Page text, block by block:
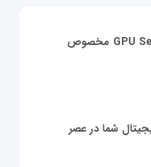
قیمت سرور گرافیکی | خرید GPU Server مخصوص
شما در عصر